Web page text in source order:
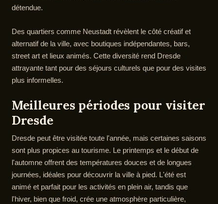
détendue.
Des quartiers comme Neustadt révèlent le côté créatif et
alternatif de la ville, avec boutiques indépendantes, bars,
street art et lieux animés. Cette diversité rend Dresde
attrayante tant pour des séjours culturels que pour des visites
plus informelles.
Meilleures périodes pour visiter
Dresde
Dresde peut être visitée toute l'année, mais certaines saisons
sont plus propices au tourisme. Le printemps et le début de
l'automne offrent des températures douces et de longues
journées, idéales pour découvrir la ville à pied. L'été est
animé et parfait pour les activités en plein air, tandis que
l'hiver, bien que froid, crée une atmosphère particulière,